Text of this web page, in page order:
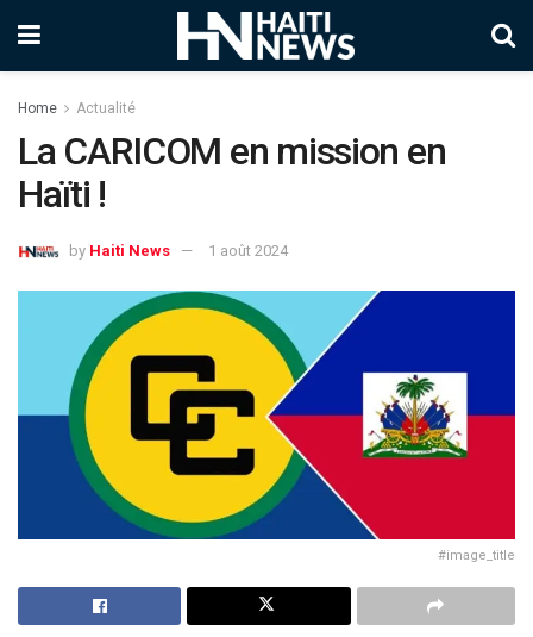
Home Actualité
La CARICOM en mission en
Haïti !
by Haiti News 1 août 2024
#image_title